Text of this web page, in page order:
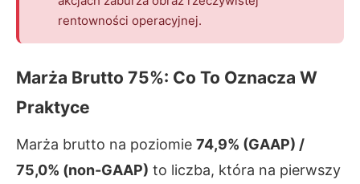
rentowności operacyjnej.
Marża Brutto 75%: Co To Oznacza W
Praktyce
Marża brutto na poziomie 74,9% (GAAP) /
75,0% (non-GAAP) to liczba, która na pierwszy